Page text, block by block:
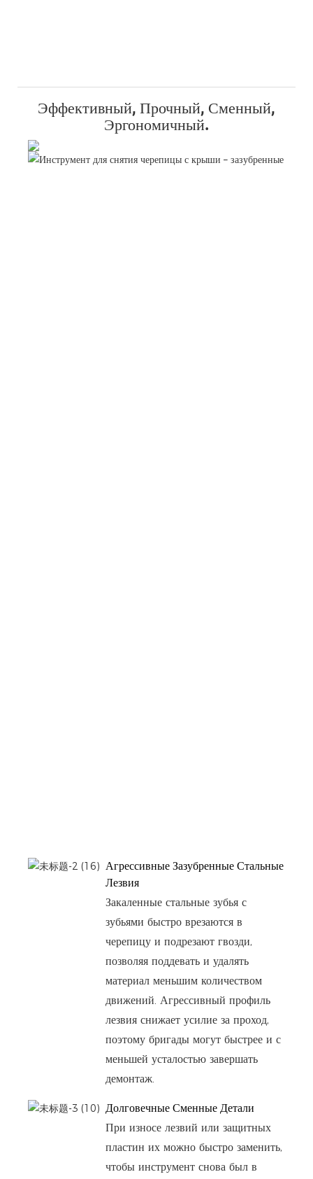
Эффективный, Прочный, Сменный,
Эргономичный.
Агрессивные Зазубренные Стальные
Лезвия
Закаленные стальные зубья с
зубьями быстро врезаются в
черепицу и подрезают гвозди,
позволяя поддевать и удалять
материал меньшим количеством
движений. Агрессивный профиль
лезвия снижает усилие за проход,
поэтому бригады могут быстрее и с
меньшей усталостью завершать
демонтаж.
Долговечные Сменные Детали
При износе лезвий или защитных
пластин их можно быстро заменить,
чтобы инструмент снова был в